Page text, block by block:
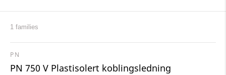
1 families
PN
PN 750 V Plastisolert koblingsledning